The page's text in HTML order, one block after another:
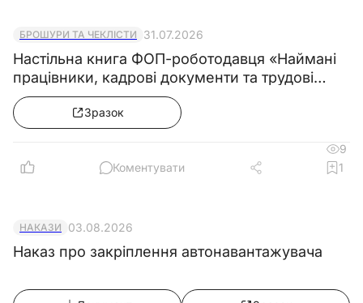
БРОШУРИ ТА ЧЕКЛІСТИ 31.07.2026
Настільна книга ФОП-роботодавця «Наймані
працівники, кадрові документи та трудові
правила»
Зразок
9
Коментувати
1
НАКАЗИ 03.08.2026
Наказ про закріплення автонавантажувача